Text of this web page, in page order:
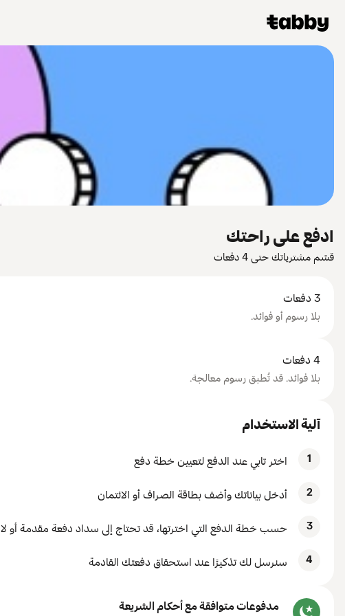
ادفع على راحتك
قسّم مشترياتك حتى 4 دفعات
3 دفعات
بلا رسوم أو فوائد.
4 دفعات
بلا فوائد. قد تُطبق رسوم معالجة.
آلية الاستخدام
1 اختر تابي عند الدفع لتعيين خطة دفع
2 أدخل بياناتك وأضف بطاقة الصراف أو الائتمان
3 حسب خطة الدفع التي اخترتها، قد تحتاج إلى سداد دفعة مقدمة أو لا
4 سنرسل لك تذكيرًا عند استحقاق دفعتك القادمة
مدفوعات متوافقة مع أحكام الشريعة